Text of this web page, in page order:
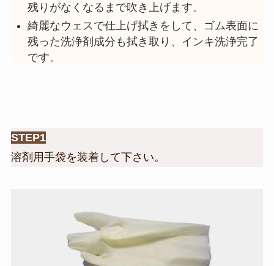
残りがなくなるまで吹き上げます。
綺麗なウェスで仕上げ拭きをして、ゴム表面に
残った洗浄剤成分も拭き取り、インキ洗浄完了
です。
STEP1
溶剤用手袋を装着して下さい。